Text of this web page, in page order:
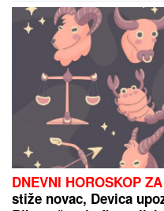
VIKTOR
ćevapima